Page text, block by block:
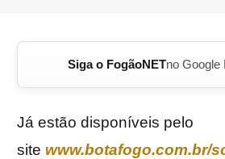
Siga o FogãoNETno Google
Já estão disponíveis pelo
site www.botafogo.com.br/